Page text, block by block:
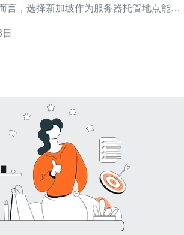
言，选择新加坡作为服务器托管地点能够
，具备灵活的解决方案和卓越的客户支